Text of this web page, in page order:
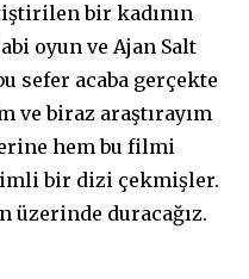
bir kadının
oyun ve Ajan Salt
sefer acaba gerçekte
ve biraz araştırayım
hem bu filmi
bir dizi çekmişler.
üzerinde duracağız.